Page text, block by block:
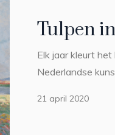
Tulpen
Elk jaar kleurt
Nederlandse
21 april 2020